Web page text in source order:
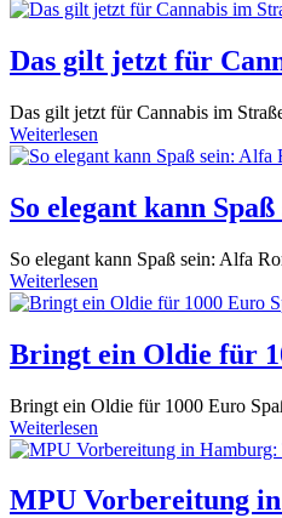
Das gilt jetzt für
Das gilt jetzt für Cannabis im
Weiterlesen
So elegant kann
So elegant kann Spaß sein: Alfa
Weiterlesen
Bringt ein Oldie für
Bringt ‌ein Oldie für 1000 Euro
Weiterlesen
MPU Vorbereitung